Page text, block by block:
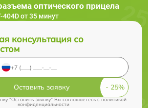
оптического прицела
404D от 35 минут
консультация со
Оставить заявку
"Оставить заявку" Вы соглашаетесь cполитикой
конфиденциальности